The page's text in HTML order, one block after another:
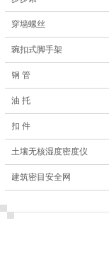
穿墙螺丝
琬扣式脚手架
钢 管
油 托
扣 件
土壤无核湿度密度仪
建筑密目安全网